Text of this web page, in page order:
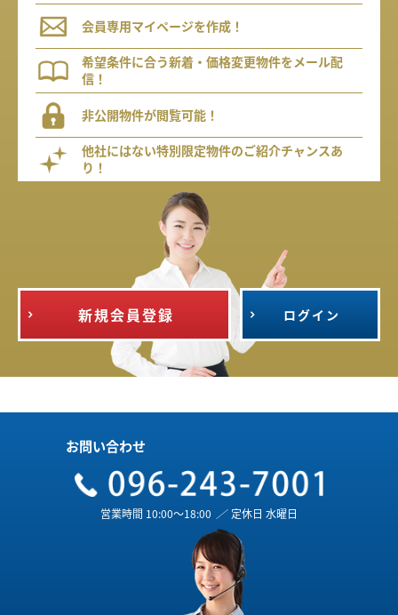
会員専用マイページを作成！
希望条件に合う新着・価格変更物件をメール配
信！
非公開物件が閲覧可能！
他社にはない特別限定物件のご紹介チャンスあ
り！
新規会員登録 ログイン
お問い合わせ
営業時間 10:00～18:00 ／ 定休日 水曜日